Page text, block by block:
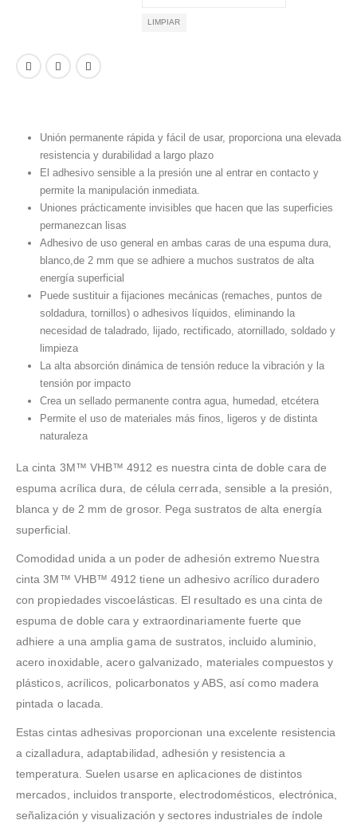
LIMPIAR
Unión permanente rápida y fácil de usar, proporciona una elevada
resistencia y durabilidad a largo plazo
El adhesivo sensible a la presión une al entrar en contacto y
permite la manipulación inmediata.
Uniones prácticamente invisibles que hacen que las superficies
permanezcan lisas
Adhesivo de uso general en ambas caras de una espuma dura,
blanco,de 2 mm que se adhiere a muchos sustratos de alta
energía superficial
Puede sustituir a fijaciones mecánicas (remaches, puntos de
soldadura, tornillos) o adhesivos líquidos, eliminando la
necesidad de taladrado, lijado, rectificado, atornillado, soldado y
limpieza
La alta absorción dinámica de tensión reduce la vibración y la
tensión por impacto
Crea un sellado permanente contra agua, humedad, etcétera
Permite el uso de materiales más finos, ligeros y de distinta
naturaleza
La cinta 3M™ VHB™ 4912 es nuestra cinta de doble cara de
espuma acrílica dura, de célula cerrada, sensible a la presión,
blanca y de 2 mm de grosor. Pega sustratos de alta energía
superficial.
Comodidad unida a un poder de adhesión extremo Nuestra
cinta 3M™ VHB™ 4912 tiene un adhesivo acrílico duradero
con propiedades viscoelásticas. El resultado es una cinta de
espuma de doble cara y extraordinariamente fuerte que
adhiere a una amplia gama de sustratos, incluido aluminio,
acero inoxidable, acero galvanizado, materiales compuestos y
plásticos, acrílicos, policarbonatos y ABS, así como madera
pintada o lacada.
Estas cintas adhesivas proporcionan una excelente resistencia
a cizalladura, adaptabilidad, adhesión y resistencia a
temperatura. Suelen usarse en aplicaciones de distintos
mercados, incluidos transporte, electrodomésticos, electrónica,
señalización y visualización y sectores industriales de índole